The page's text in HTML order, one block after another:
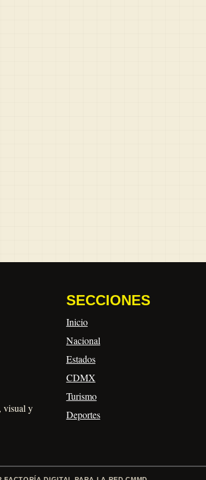
visual y
SECCIONES
Inicio
Nacional
Estados
CDMX
Turismo
Deportes